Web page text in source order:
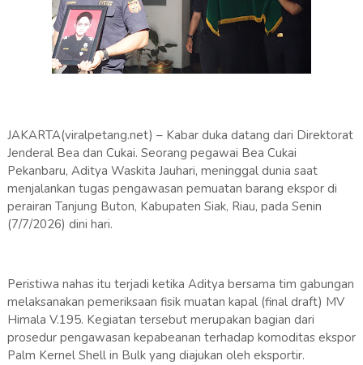
JAKARTA(viralpetang.net) – Kabar duka datang dari Direktorat
Jenderal Bea dan Cukai. Seorang pegawai Bea Cukai
Pekanbaru, Aditya Waskita Jauhari, meninggal dunia saat
menjalankan tugas pengawasan pemuatan barang ekspor di
perairan Tanjung Buton, Kabupaten Siak, Riau, pada Senin
(7/7/2026) dini hari.
Peristiwa nahas itu terjadi ketika Aditya bersama tim gabungan
melaksanakan pemeriksaan fisik muatan kapal (final draft) MV
Himala V.195. Kegiatan tersebut merupakan bagian dari
prosedur pengawasan kepabeanan terhadap komoditas ekspor
Palm Kernel Shell in Bulk yang diajukan oleh eksportir.